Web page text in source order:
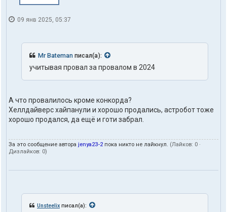
09 янв 2025, 05:37
Mr Bateman писал(а):
учитывая провал за провалом в 2024
А что провалилось кроме конкорда?
Хеллдайверс хайпанули и хорошо продались, астробот тоже
хорошо продался, да ещё и готи забрал.
За это сообщение автора jenya23-2 пока никто не лайкнул. (Лайков: 0 ·
Дизлайков: 0)
Unsteelix писал(а):